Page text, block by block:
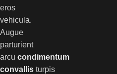
eros
vehicula.
Augue
parturient
arcu condimentum
convallis turpis